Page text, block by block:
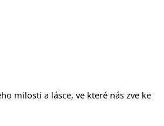
milosti a lásce, ve které nás zve ke